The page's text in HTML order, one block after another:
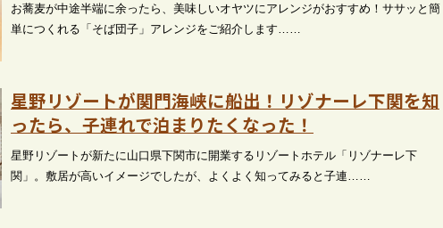
お蕎麦が中途半端に余ったら、美味しいオヤツにアレンジがおすすめ！ササッと簡
単につくれる「そば団子」アレンジをご紹介します……
星野リゾートが関門海峡に船出！リゾナーレ下関を知
ったら、子連れで泊まりたくなった！
星野リゾートが新たに山口県下関市に開業するリゾートホテル「リゾナーレ下
関」。敷居が高いイメージでしたが、よくよく知ってみると子連……